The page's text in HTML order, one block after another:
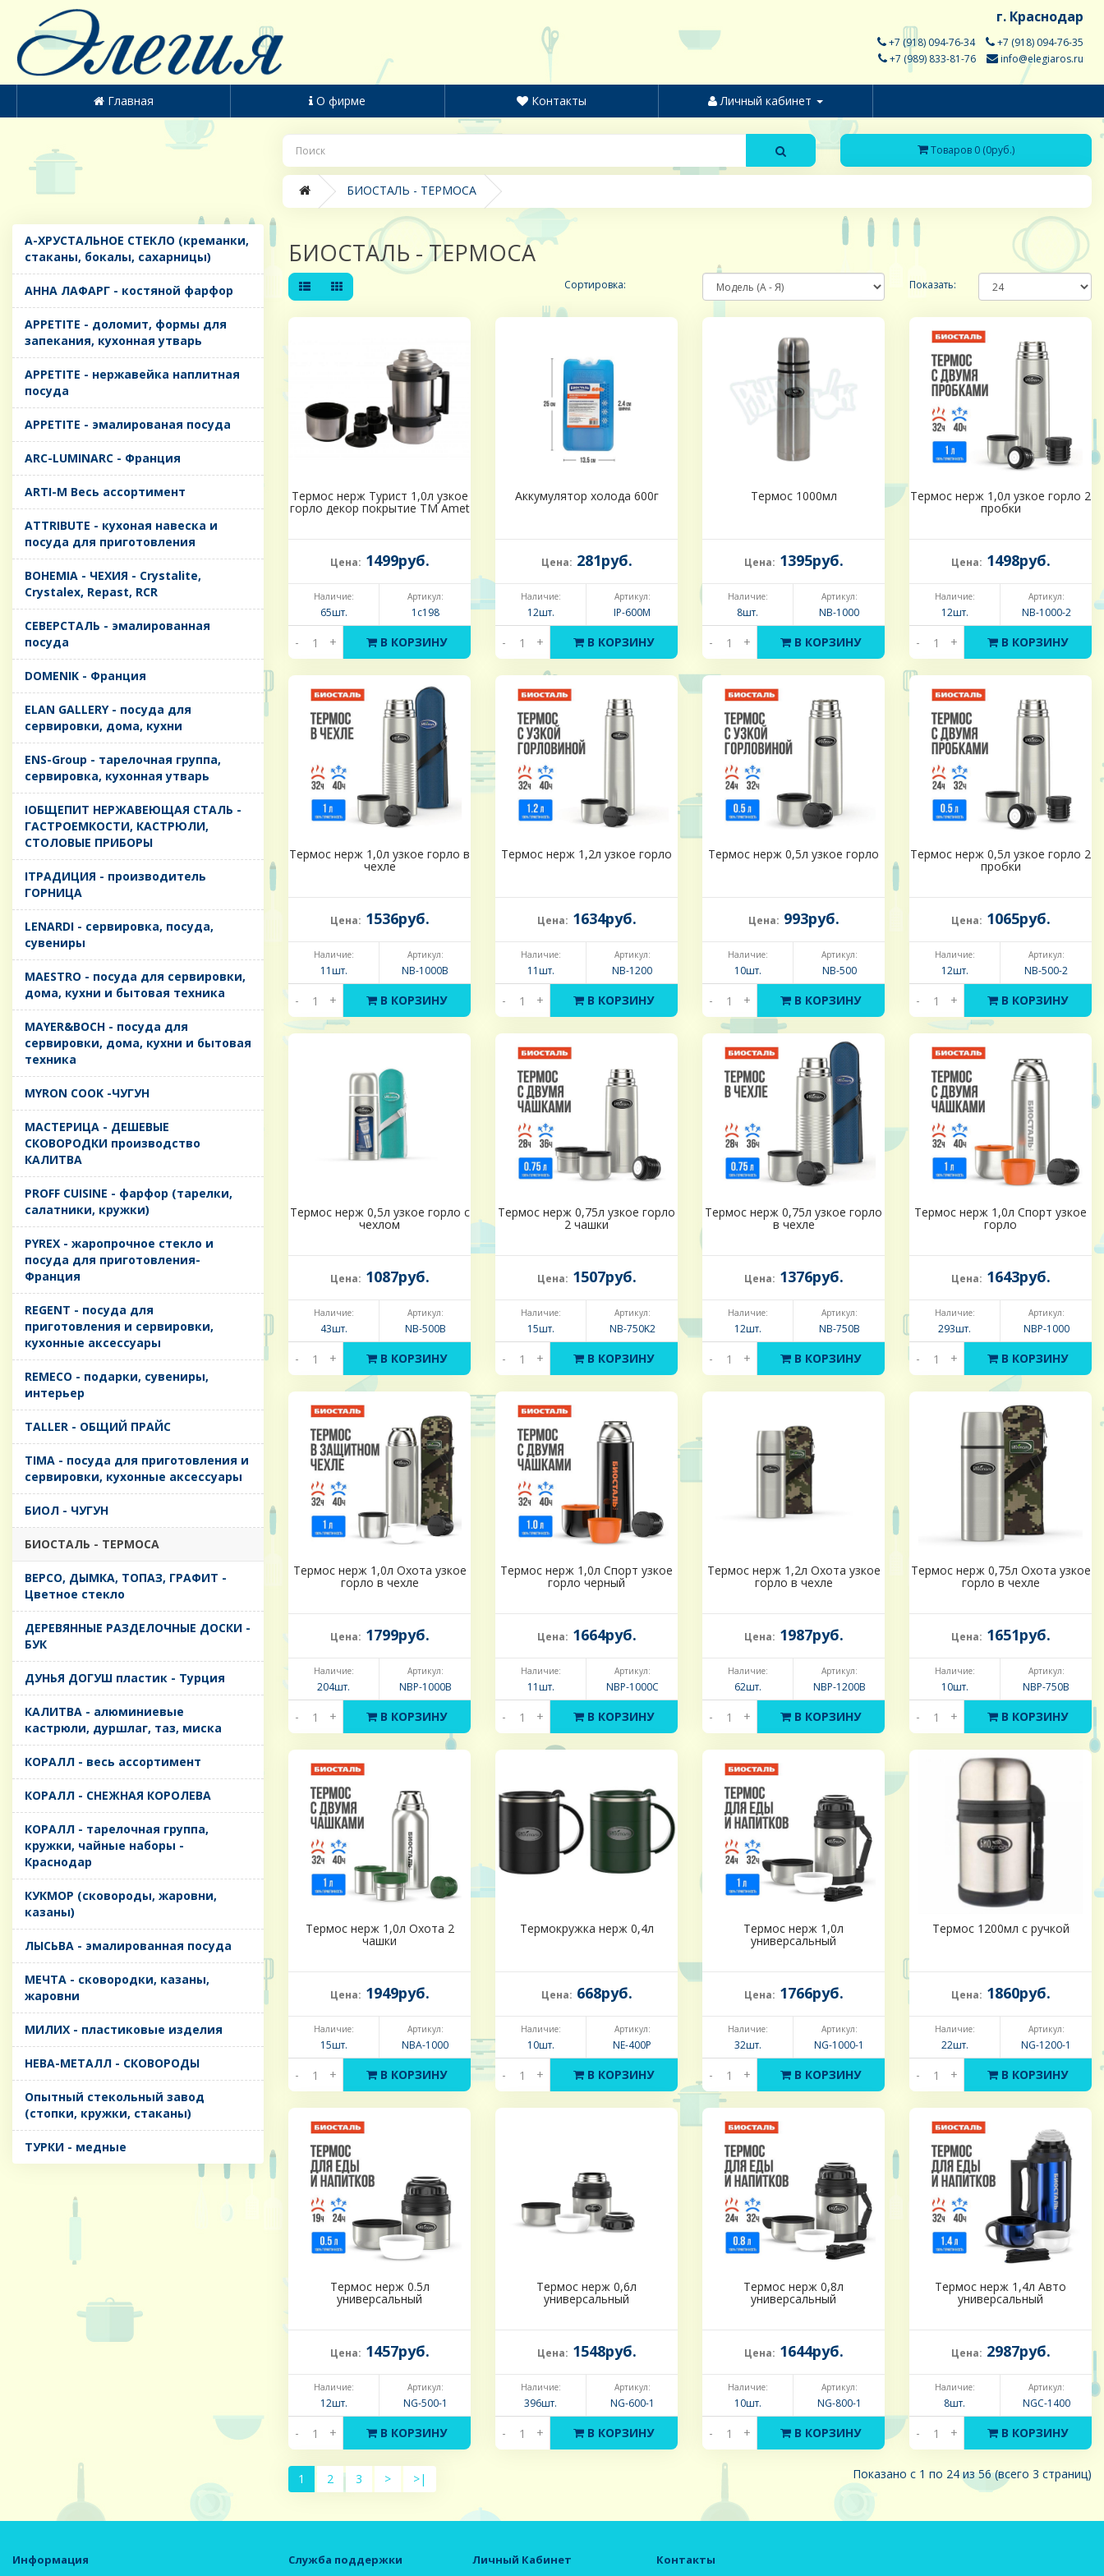
г. Краснодар
+7 (918) 094-76-34
+7 (918) 094-76-35
+7 (989) 833-81-76
info@elegiaros.ru
Главная О фирме Контакты Личный кабинет
Товаров 0 (0руб.)
БИОСТАЛЬ - ТЕРМОСА
A-ХРУСТАЛЬНОЕ СТЕКЛО (креманки,
стаканы, бокалы, сахарницы)
AHHA ЛАФАРГ - костяной фарфор
APPETITE - доломит, формы для
запекания, кухонная утварь
APPETITE - нержавейка наплитная
посуда
APPETITE - эмалированая посуда
ARC-LUMINARC - Франция
ARTI-M Весь ассортимент
ATTRIBUTE - кухоная навеска и
посуда для приготовления
BOHEMIA - ЧЕХИЯ - Crystalite,
Crystalex, Repast, RCR
CЕВЕРСТАЛЬ - эмалированная
посуда
DOMENIK - Франция
ELAN GALLERY - посуда для
сервировки, дома, кухни
ENS-Group - тарелочная группа,
сервировка, кухонная утварь
IОБЩЕПИТ НЕРЖАВЕЮЩАЯ СТАЛЬ -
ГАСТРОЕМКОСТИ, КАСТРЮЛИ,
СТОЛОВЫЕ ПРИБОРЫ
IТРАДИЦИЯ - производитель
ГОРНИЦА
LENARDI - сервировка, посуда,
сувениры
MAESTRO - посуда для сервировки,
дома, кухни и бытовая техника
MAYER&BOCH - посуда для
сервировки, дома, кухни и бытовая
техника
MYRON COOK -ЧУГУН
MАСТЕРИЦА - ДЕШЕВЫЕ
СКОВОРОДКИ производство
КАЛИТВА
PROFF CUISINE - фарфор (тарелки,
салатники, кружки)
PYREX - жаропрочное стекло и
посуда для приготовления-
Франция
REGENT - посуда для
приготовления и сервировки,
кухонные аксессуары
REMECO - подарки, сувениры,
интерьер
TALLER - ОБЩИЙ ПРАЙС
TIMA - посуда для приготовления и
сервировки, кухонные аксессуары
БИОЛ - ЧУГУН
БИОСТАЛЬ - ТЕРМОСА
ВЕРСО, ДЫМКА, ТОПАЗ, ГРАФИТ -
Цветное стекло
ДЕРЕВЯННЫЕ РАЗДЕЛОЧНЫЕ ДОСКИ -
БУК
ДУНЬЯ ДОГУШ пластик - Турция
КАЛИТВА - алюминиевые
кастрюли, дуршлаг, таз, миска
КОРАЛЛ - весь ассортимент
КОРАЛЛ - СНЕЖНАЯ КОРОЛЕВА
КОРАЛЛ - тарелочная группа,
кружки, чайные наборы -
Краснодар
КУКМОР (сковороды, жаровни,
казаны)
ЛЫСЬВА - эмалированная посуда
МЕЧТА - сковородки, казаны,
жаровни
МИЛИХ - пластиковые изделия
НЕВА-МЕТАЛЛ - СКОВОРОДЫ
Опытный стекольный завод
(стопки, кружки, стаканы)
ТУРКИ - медные
БИОСТАЛЬ - ТЕРМОСА
Сортировка: Показать:
Термос нерж Турист 1,0л узкое
горло декор покрытие ТМ Amet
Цена: 1499руб.
Наличие:
65шт.
Артикул:
1с198
- + В КОРЗИНУ
Аккумулятор холода 600г
Цена: 281руб.
Наличие:
12шт.
Артикул:
IP-600М
- + В КОРЗИНУ
Термос 1000мл
Цена: 1395руб.
Наличие:
8шт.
Артикул:
NB-1000
- + В КОРЗИНУ
Термос нерж 1,0л узкое горло 2
пробки
Цена: 1498руб.
Наличие:
12шт.
Артикул:
NB-1000-2
- + В КОРЗИНУ
Термос нерж 1,0л узкое горло в
чехле
Цена: 1536руб.
Наличие:
11шт.
Артикул:
NB-1000В
- + В КОРЗИНУ
Термос нерж 1,2л узкое горло
Цена: 1634руб.
Наличие:
11шт.
Артикул:
NB-1200
- + В КОРЗИНУ
Термос нерж 0,5л узкое горло
Цена: 993руб.
Наличие:
10шт.
Артикул:
NB-500
- + В КОРЗИНУ
Термос нерж 0,5л узкое горло 2
пробки
Цена: 1065руб.
Наличие:
12шт.
Артикул:
NB-500-2
- + В КОРЗИНУ
Термос нерж 0,5л узкое горло с
чехлом
Цена: 1087руб.
Наличие:
43шт.
Артикул:
NB-500B
- + В КОРЗИНУ
Термос нерж 0,75л узкое горло
2 чашки
Цена: 1507руб.
Наличие:
15шт.
Артикул:
NB-750K2
- + В КОРЗИНУ
Термос нерж 0,75л узкое горло
в чехле
Цена: 1376руб.
Наличие:
12шт.
Артикул:
NB-750В
- + В КОРЗИНУ
Термос нерж 1,0л Спорт узкое
горло
Цена: 1643руб.
Наличие:
293шт.
Артикул:
NBP-1000
- + В КОРЗИНУ
Термос нерж 1,0л Охота узкое
горло в чехле
Цена: 1799руб.
Наличие:
204шт.
Артикул:
NBP-1000B
- + В КОРЗИНУ
Термос нерж 1,0л Спорт узкое
горло черный
Цена: 1664руб.
Наличие:
11шт.
Артикул:
NBP-1000С
- + В КОРЗИНУ
Термос нерж 1,2л Охота узкое
горло в чехле
Цена: 1987руб.
Наличие:
62шт.
Артикул:
NBP-1200B
- + В КОРЗИНУ
Термос нерж 0,75л Охота узкое
горло в чехле
Цена: 1651руб.
Наличие:
10шт.
Артикул:
NBP-750В
- + В КОРЗИНУ
Термос нерж 1,0л Охота 2
чашки
Цена: 1949руб.
Наличие:
15шт.
Артикул:
NBА-1000
- + В КОРЗИНУ
Термокружка нерж 0,4л
Цена: 668руб.
Наличие:
10шт.
Артикул:
NE-400P
- + В КОРЗИНУ
Термос нерж 1,0л
универсальный
Цена: 1766руб.
Наличие:
32шт.
Артикул:
NG-1000-1
- + В КОРЗИНУ
Термос 1200мл с ручкой
Цена: 1860руб.
Наличие:
22шт.
Артикул:
NG-1200-1
- + В КОРЗИНУ
Термос нерж 0.5л
универсальный
Цена: 1457руб.
Наличие:
12шт.
Артикул:
NG-500-1
- + В КОРЗИНУ
Термос нерж 0,6л
универсальный
Цена: 1548руб.
Наличие:
396шт.
Артикул:
NG-600-1
- + В КОРЗИНУ
Термос нерж 0,8л
универсальный
Цена: 1644руб.
Наличие:
10шт.
Артикул:
NG-800-1
- + В КОРЗИНУ
Термос нерж 1,4л Авто
универсальный
Цена: 2987руб.
Наличие:
8шт.
Артикул:
NGC-1400
- + В КОРЗИНУ
1 2 3 > >| Показано с 1 по 24 из 56 (всего 3 страниц)
Информация Служба поддержки Личный Кабинет Контакты